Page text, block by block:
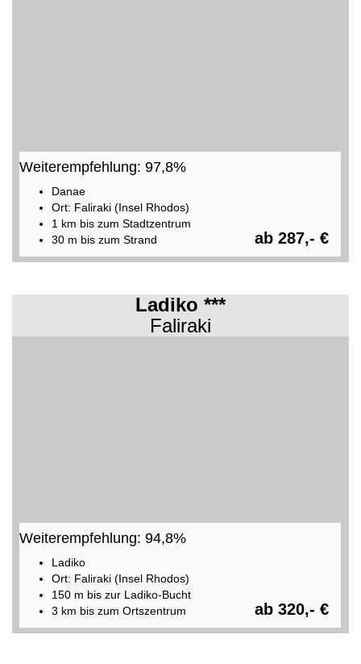
Weiterempfehlung: 97,8%
Danae
Ort: Faliraki (Insel Rhodos)
1 km bis zum Stadtzentrum
30 m bis zum Strand
ab 287,- €
Ladiko ***
Faliraki
Weiterempfehlung: 94,8%
Ladiko
Ort: Faliraki (Insel Rhodos)
150 m bis zur Ladiko-Bucht
3 km bis zum Ortszentrum
ab 320,- €